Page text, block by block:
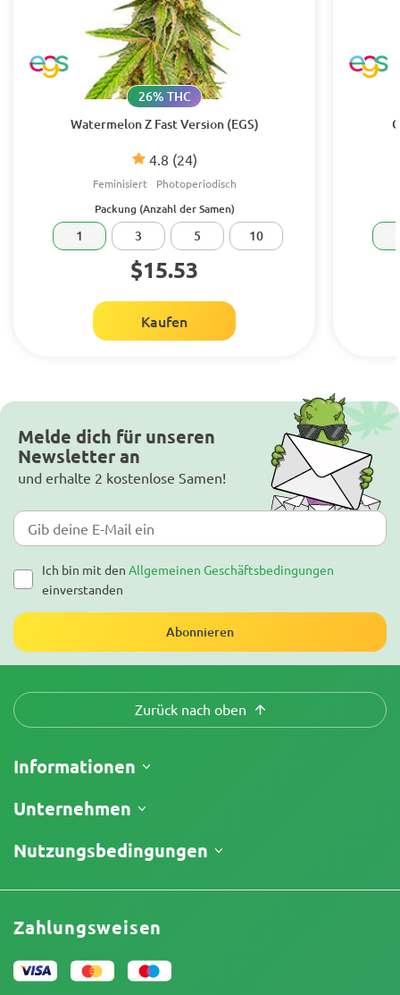
Watermelon Z Fast Version (EGS)
4.8 (24)
26% THC
Feminisiert Photoperiodisch
Packung (Anzahl der Samen)
1 3 5 10
$15.53
Kaufen
Melde dich für unseren
Newsletter an
und erhalte 2 kostenlose Samen!
Ich bin mit den Allgemeinen Geschäftsbedingungen
einverstanden
Abonnieren
Zurück nach oben
Informationen
Versand
Rückgaberecht
Unternehmen
Über uns
Testberichte
Affiliate-Partnerschaft
Unser Autorenteam
Sitemap
Nutzungsbedingungen
Geschäftsbedingungen
Datenschutzrichtlinie
Cookies-Richtlinie
Impressum
Zahlungsweisen